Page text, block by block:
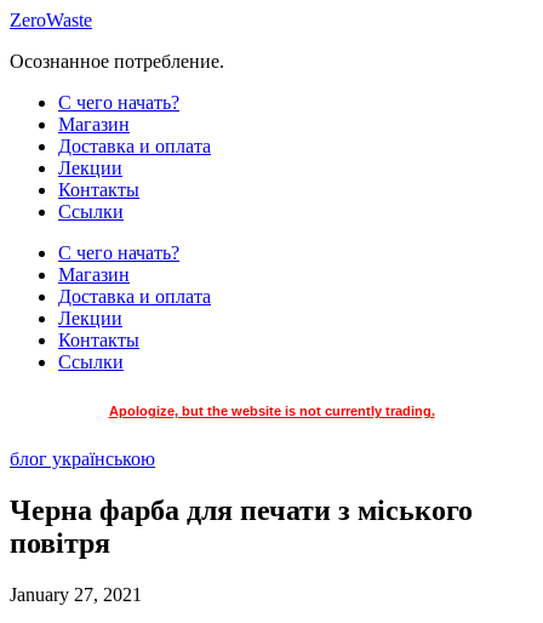
Skip
content
ZeroWaste
Осознанное потребление.
С чего начать?
Магазин
Доставка и оплата
Лекции
Контакты
Ссылки
С чего начать?
Магазин
Доставка и оплата
Лекции
Контакты
Ссылки
Apologize, but the website is not currently trading.
блог українською
Черна фарба для печати з міського
повітря
January 27, 2021